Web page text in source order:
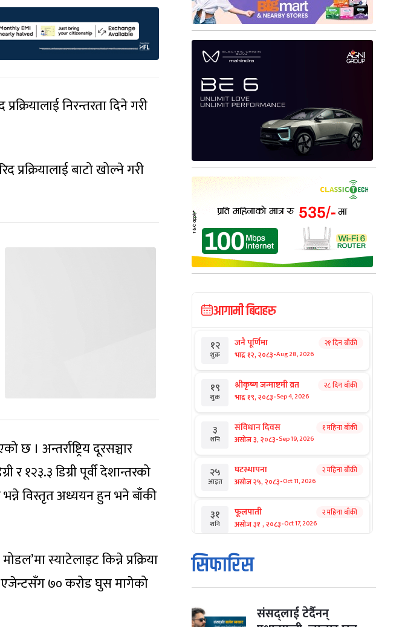
निरन्तरता दिने गरी
प्रक्रियालाई बाटो खोल्ने गरी
अन्तर्राष्ट्रिय दूरसञ्चार
१२३.३ डिग्री पूर्वी देशान्तरको
विस्तृत अध्ययन हुन भने बाँकी
स्याटेलाइट किन्ने प्रक्रिया
एजेन्टसँग ७० करोड घुस मागेको
आगामी बिदाहरु
१२
शुक्र
जनै पूर्णिमा
भाद्र १२, २०८३-Aug 28, 2026
२१ दिन बाँकी
१९
शुक्र
श्रीकृष्ण जन्माष्टमी व्रत
भाद्र १९, २०८३-Sep 4, 2026
२८ दिन बाँकी
३
शनि
संविधान दिवस
असोज ३, २०८३-Sep 19, 2026
१ महिना बाँकी
२५
आइत
घटस्थापना
असोज २५, २०८३-Oct 11, 2026
२ महिना बाँकी
३१
शनि
फूलपाती
असोज ३१ , २०८३-Oct 17, 2026
२ महिना बाँकी
१
आइत
कार्तिक सङ्क्रान्ति
कार्तिक १, २०८३
कार्तिक ३, २०८३-Oct 20, 2026
सिफारिस
संसद्लाई टेर्दैनन्